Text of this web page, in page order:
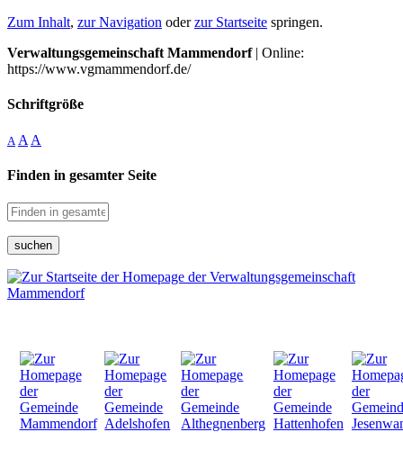
Zum Inhalt, zur Navigation oderzur Startseite springen.
Verwaltungsgemeinschaft Mammendorf| Online:
https://www.vgmammendorf.de/
Schriftgröße
A A A
Finden in gesamter Seite
suchen